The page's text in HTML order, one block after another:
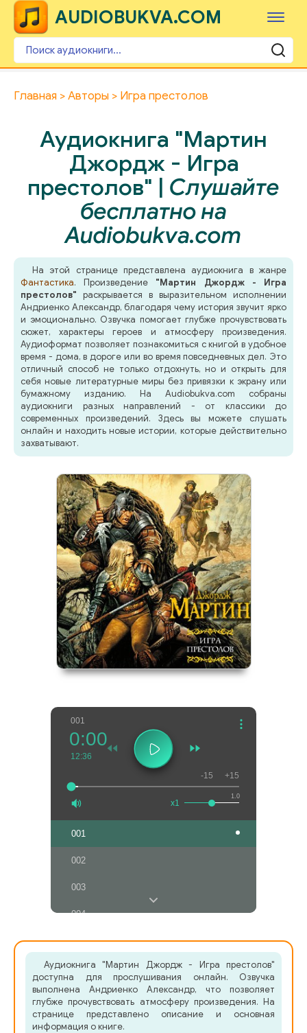
AUDIOBUKVA.COM
Главная Авторы Игра престолов
Аудиокнига "Мартин
Джордж - Игра
престолов" | Слушайте
бесплатно на
Audiobukva.com
На этой странице представлена аудиокнига в жанре
Фантастика. Произведение "Мартин Джордж - Игра
престолов" раскрывается в выразительном исполнении
Андриенко Александр, благодаря чему история звучит ярко
и эмоционально. Озвучка помогает глубже прочувствовать
сюжет, характеры героев и атмосферу произведения.
Аудиоформат позволяет познакомиться с книгой в удобное
время - дома, в дороге или во время повседневных дел. Это
отличный способ не только отдохнуть, но и открыть для
себя новые литературные миры без привязки к экрану или
бумажному изданию. На Audiobukva.com собраны
аудиокниги разных направлений - от классики до
современных произведений. Здесь вы можете слушать
онлайн и находить новые истории, которые действительно
захватывают.
001
0:00
12:36
1.0
x1
-15 +15
001
002
003
004
005
006
007
Аудиокнига "Мартин Джордж - Игра престолов"
доступна для прослушивания онлайн. Озвучка
выполнена Андриенко Александр, что позволяет
глубже прочувствовать атмосферу произведения. На
странице представлено описание и основная
информация о книге.